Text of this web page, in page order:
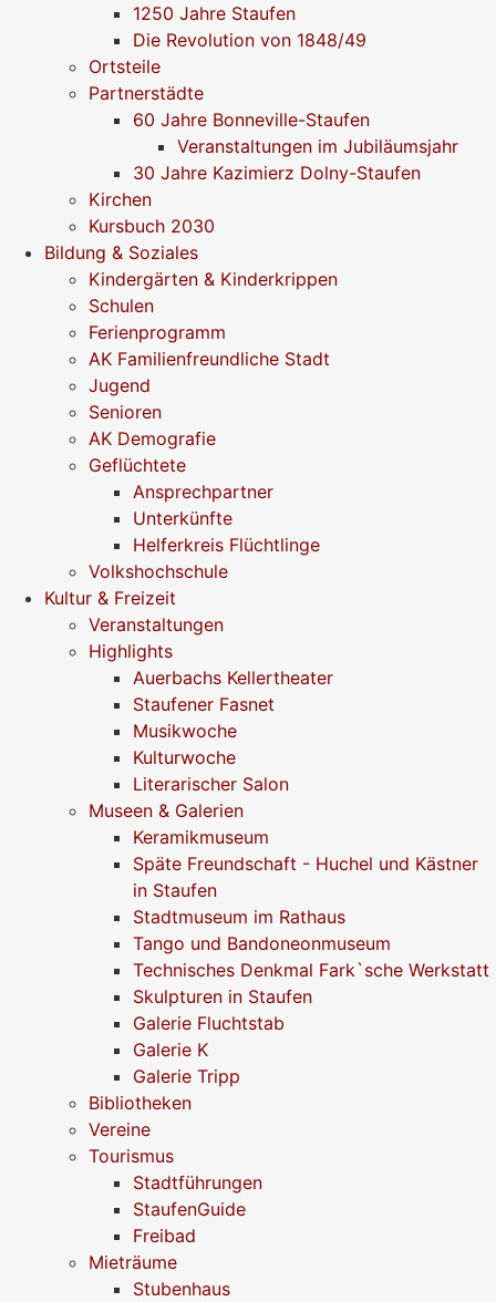
1250 Jahre Staufen
Die Revolution von 1848/49
Ortsteile
Partnerstädte
60 Jahre Bonneville-Staufen
Veranstaltungen im Jubiläumsjahr
30 Jahre Kazimierz Dolny-Staufen
Kirchen
Kursbuch 2030
Bildung & Soziales
Kindergärten & Kinderkrippen
Schulen
Ferienprogramm
AK Familienfreundliche Stadt
Jugend
Senioren
AK Demografie
Geflüchtete
Ansprechpartner
Unterkünfte
Helferkreis Flüchtlinge
Volkshochschule
Kultur & Freizeit
Veranstaltungen
Highlights
Auerbachs Kellertheater
Staufener Fasnet
Musikwoche
Kulturwoche
Literarischer Salon
Museen & Galerien
Keramikmuseum
Späte Freundschaft - Huchel und Kästner
in Staufen
Stadtmuseum im Rathaus
Tango und Bandoneonmuseum
Technisches Denkmal Fark`sche Werkstatt
Skulpturen in Staufen
Galerie Fluchtstab
Galerie K
Galerie Tripp
Bibliotheken
Vereine
Tourismus
Stadtführungen
StaufenGuide
Freibad
Mieträume
Stubenhaus